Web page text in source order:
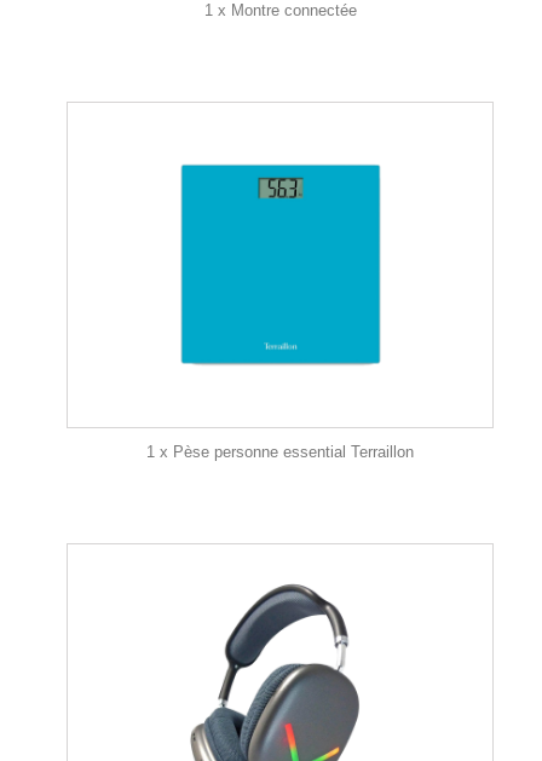
1 x Montre connectée
1 x Pèse personne essential Terraillon